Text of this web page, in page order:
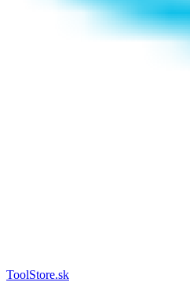
ToolStore.sk